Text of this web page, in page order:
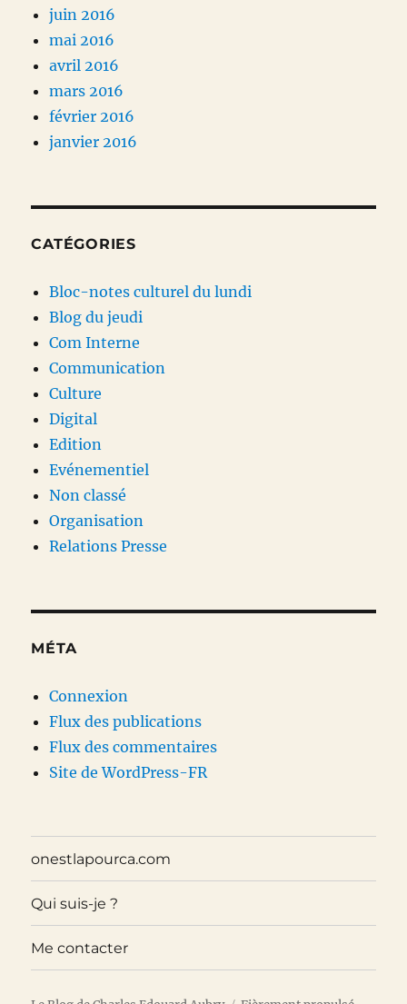
juin 2016
mai 2016
avril 2016
mars 2016
février 2016
janvier 2016
CATÉGORIES
Bloc-notes culturel du lundi
Blog du jeudi
Com Interne
Communication
Culture
Digital
Edition
Evénementiel
Non classé
Organisation
Relations Presse
MÉTA
Connexion
Flux des publications
Flux des commentaires
Site de WordPress-FR
onestlapourca.com
Qui suis-je ?
Me contacter